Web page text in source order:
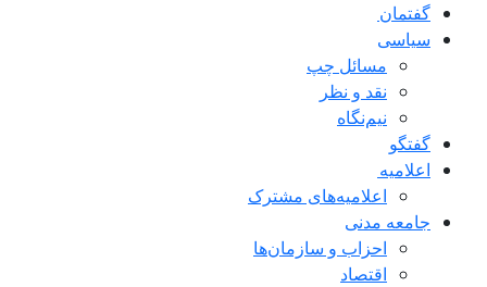
گفتمان
سياسی
مسائل چپ
نقد و نظر
نیم‌نگاه
گفتگو
اعلاميه
اعلامیه‌های مشترک
جامعه مدنی
احزاب و سازمان‌ها
اقتصاد